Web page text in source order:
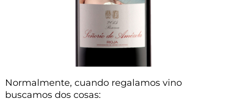
Normalmente, cuando regalamos vino
buscamos dos cosas: